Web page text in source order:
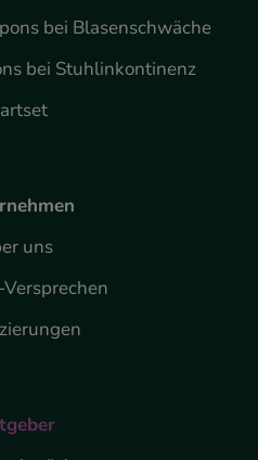
bei Blasenschwäche
bei Stuhlinkontinenz
uns